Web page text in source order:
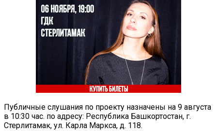
Публичные слушания по проекту назначены на 9 августа
в 10:30 час. по адресу: Республика Башкортостан, г.
Стерлитамак, ул. Карла Маркса, д. 118.